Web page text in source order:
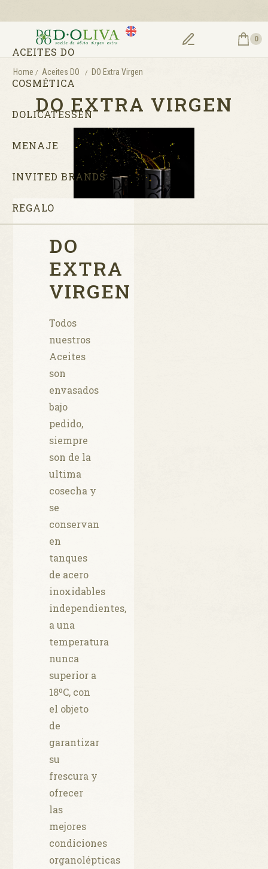
0
ACEITES DO
COSMÉTICA
DOLICATESSEN
MENAJE
INVITED BRANDS
REGALO
Home Aceites DO DO Extra Virgen
DO EXTRA VIRGEN
DO
EXTRA
VIRGEN
Todos
nuestros
Aceites
son
envasados
bajo
pedido,
siempre
son de la
ultima
cosecha y
se
conservan
en
tanques
de acero
inoxidables
independientes,
a una
temperatura
nunca
superior a
18ºC, con
el objeto
de
garantizar
su
frescura y
ofrecer
las
mejores
condiciones
organolépticas